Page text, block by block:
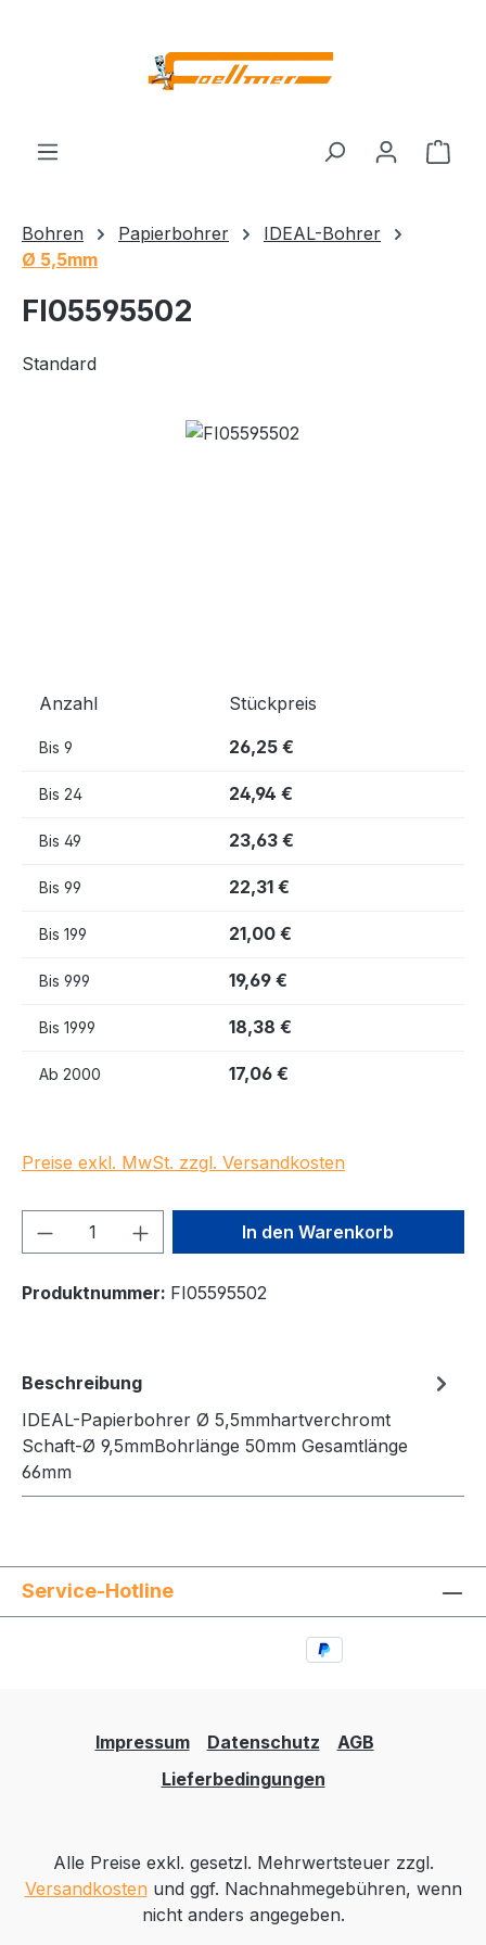
Bohren Papierbohrer
IDEAL-Bohrer
Ø 5,5mm
FI05595502
Standard
Bildergalerie überspringen
Anzahl Stückpreis
Bis 9 26,25 €
Bis 24 24,94 €
Bis 49 23,63 €
Bis 99 22,31 €
Bis 199 21,00 €
Bis 999 19,69 €
Bis 1999 18,38 €
Ab 2000 17,06 €
Preise exkl. MwSt. zzgl. Versandkosten
Produkt Anzahl: Gib denIn den Warenkorb
Produktnummer: FI05595502
Beschreibung
IDEAL-Papierbohrer Ø 5,5mmhartverchromt
Schaft-Ø 9,5mmBohrlänge 50mm Gesamtlänge
66mm
Service-Hotline
Impressum Datenschutz
AGB
Lieferbedingungen
Alle Preise exkl. gesetzl. Mehrwertsteuer zzgl.
Versandkosten und ggf. Nachnahmegebühren, wenn
nicht anders angegeben.